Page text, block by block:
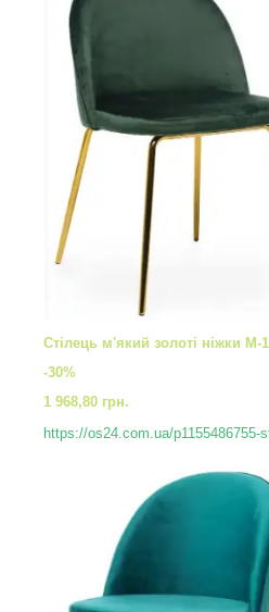
Стілець м'який золоті ніжки M-
-30%
1 968,80 грн.
https://os24.com.ua/p1155486755-